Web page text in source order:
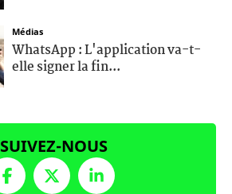
Médias
WhatsApp : L'application va-t-
elle signer la fin...
SUIVEZ-NOUS